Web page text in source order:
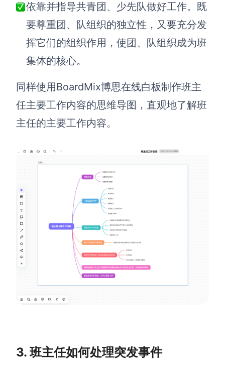
依靠并指导共青团、少先队做好工作。既
要尊重团、队组织的独立性，又要充分发
挥它们的组织作用，使团、队组织成为班
集体的核心。
同样使用BoardMix博思在线白板制作班主
任主要工作内容的思维导图，直观地了解班
主任的主要工作内容。
3. 班主任如何处理突发事件